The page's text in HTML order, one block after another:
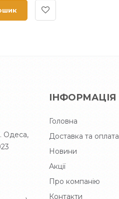
Одеса,
ІНФОРМАЦІЯ
Головна
Доставка та оплата
Новини
Акції
Про компанію
Контакти